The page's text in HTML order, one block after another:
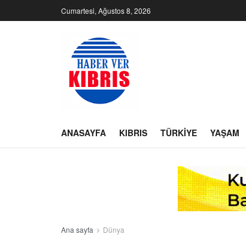
Cumartesi, Ağustos 8, 2026
ANASAYFA KIBRIS TÜRKIYE YAŞAM
Ana sayfa Dünya